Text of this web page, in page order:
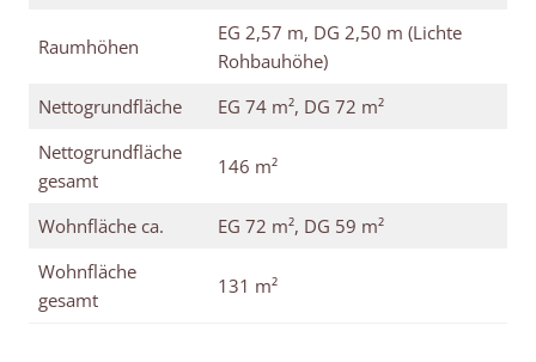
Raumhöhen
EG 2,57 m, DG 2,50 m (Lichte
Rohbauhöhe)
Nettogrundfläche
EG 74 m², DG 72 m²
Nettogrundfläche
gesamt
146 m²
Wohnfläche ca.
EG 72 m², DG 59 m²
Wohnfläche
gesamt
131 m²